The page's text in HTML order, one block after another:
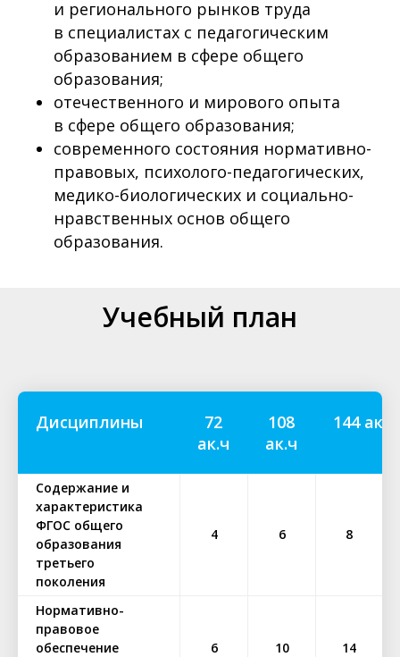
и регионального рынков труда
в специалистах с педагогическим
образованием в сфере общего
образования;
отечественного и мирового опыта
в сфере общего образования;
современного состояния нормативно-
правовых, психолого-педагогических,
медико-биологических и социально-
нравственных основ общего
образования.
Учебный план
Дисциплины
72
ак.ч
108
ак.ч
144 ак.ч
Содержание и
характеристика
ФГОС общего
образования
третьего
поколения
4 6 8
Нормативно-
правовое
обеспечение
6 10 14